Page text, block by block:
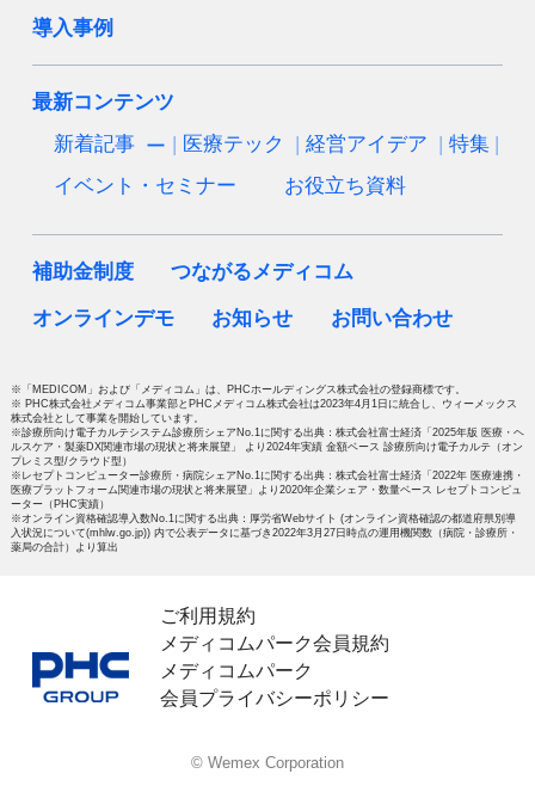
導入事例
最新コンテンツ
新着記事
医療テック 経営アイデア
特集
イベント・セミナー
お役立ち資料
補助金制度 つながるメディコム
オンラインデモ お知らせ お問い合わせ
※「MEDICOM」および「メディコム」は、PHCホールディングス株式会社の登録商標です。
※ PHC株式会社メディコム事業部とPHCメディコム株式会社は2023年4月1日に統合し、ウィーメックス
株式会社として事業を開始しています。
※診療所向け電子カルテシステム診療所シェアNo.1に関する出典：株式会社富士経済「2025年版 医療・ヘ
ルスケア・製薬DX関連市場の現状と将来展望」 より2024年実績 金額ベース 診療所向け電子カルテ（オン
プレミス型/クラウド型）
※レセプトコンピューター診療所・病院シェアNo.1に関する出典：株式会社富士経済「2022年 医療連携・
医療プラットフォーム関連市場の現状と将来展望」より2020年企業シェア・数量ベース レセプトコンピュ
ーター（PHC実績）
※オンライン資格確認導入数No.1に関する出典：厚労省Webサイト (オンライン資格確認の都道府県別導
入状況について(mhlw.go.jp)) 内で公表データに基づき2022年3月27日時点の運用機関数（病院・診療所・
薬局の合計）より算出
ご利用規約
メディコムパーク会員規約
メディコムパーク
会員プライバシーポリシー
© Wemex Corporation